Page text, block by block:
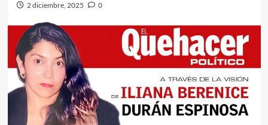
2 diciembre, 2025 0